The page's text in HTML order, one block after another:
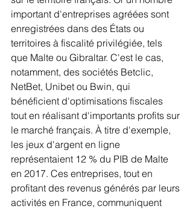
important d'entreprises agréées sont
enregistrées dans des États ou
territoires à fiscalité privilégiée, tels
que Malte ou Gibraltar. C'est le cas,
notamment, des sociétés Betclic,
NetBet, Unibet ou Bwin, qui
bénéficient d'optimisations fiscales
tout en réalisant d'importants profits sur
le marché français. À titre d'exemple,
les jeux d'argent en ligne
représentaient 12 % du PIB de Malte
en 2017. Ces entreprises, tout en
profitant des revenus générés par leurs
activités en France, communiquent